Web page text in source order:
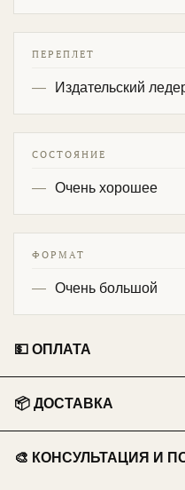
ПЕРЕПЛЕТ
Издательский
СОСТОЯНИЕ
Очень хорошее
ФОРМАТ
Очень большой
💵 ОПЛАТА
💳 Перевод на
📱 Оплата по QR-
📦 ДОСТАВКА
Бесплатно из
🎨 КОНСУЛЬТАЦИЯ И